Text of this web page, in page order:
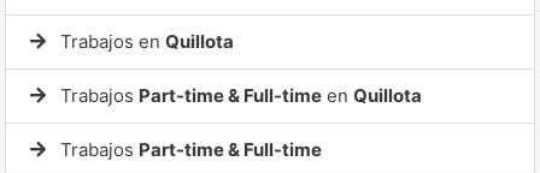
Trabajos en Quillota
Trabajos Part-time & Full-time en Quillota
Trabajos Part-time & Full-time